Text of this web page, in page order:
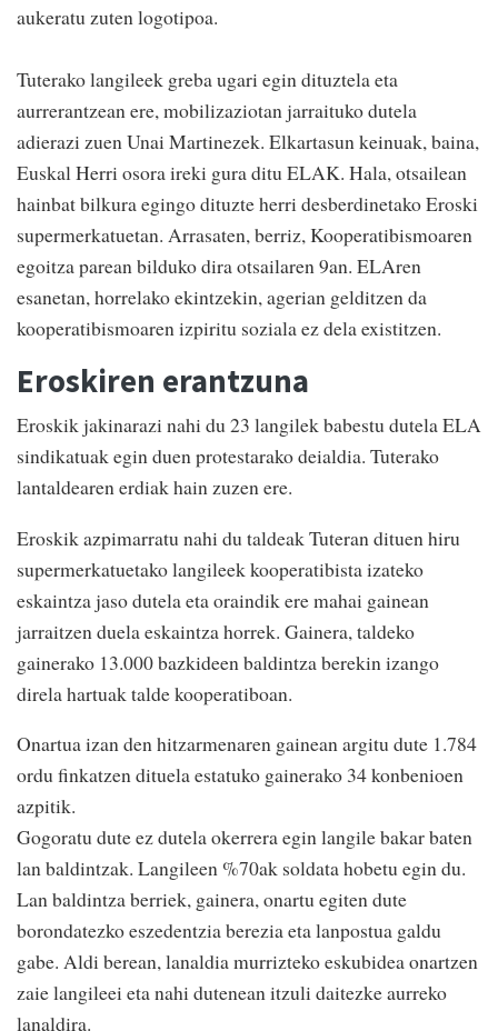
aukeratu zuten logotipoa.
Tuterako langileek greba ugari egin dituztela eta
aurrerantzean ere, mobilizaziotan jarraituko dutela
adierazi zuen Unai Martinezek. Elkartasun keinuak, baina,
Euskal Herri osora ireki gura ditu ELAK. Hala, otsailean
hainbat bilkura egingo dituzte herri desberdinetako Eroski
supermerkatuetan. Arrasaten, berriz, Kooperatibismoaren
egoitza parean bilduko dira otsailaren 9an. ELAren
esanetan, horrelako ekintzekin, agerian gelditzen da
kooperatibismoaren izpiritu soziala ez dela existitzen.
Eroskiren erantzuna
Eroskik jakinarazi nahi du 23 langilek babestu dutela ELA
sindikatuak egin duen protestarako deialdia. Tuterako
lantaldearen erdiak hain zuzen ere.
Eroskik azpimarratu nahi du taldeak Tuteran dituen hiru
supermerkatuetako langileek kooperatibista izateko
eskaintza jaso dutela eta oraindik ere mahai gainean
jarraitzen duela eskaintza horrek. Gainera, taldeko
gainerako 13.000 bazkideen baldintza berekin izango
direla hartuak talde kooperatiboan.
Onartua izan den hitzarmenaren gainean argitu dute 1.784
ordu finkatzen dituela estatuko gainerako 34 konbenioen
azpitik.
Gogoratu dute ez dutela okerrera egin langile bakar baten
lan baldintzak. Langileen %70ak soldata hobetu egin du.
Lan baldintza berriek, gainera, onartu egiten dute
borondatezko eszedentzia berezia eta lanpostua galdu
gabe. Aldi berean, lanaldia murrizteko eskubidea onartzen
zaie langileei eta nahi dutenean itzuli daitezke aurreko
lanaldira.